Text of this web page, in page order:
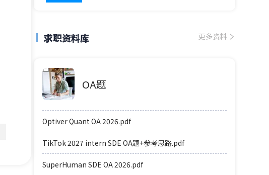
求职资料库 更多资料
OA题
Optiver Quant OA 2026.pdf
TikTok 2027 intern SDE OA题+参考思路.pdf
SuperHuman SDE OA 2026.pdf